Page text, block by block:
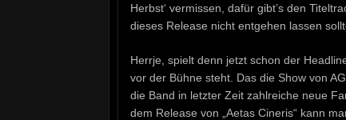
Herbst‘ vermissen, dafür gibt’s den
dieses Release nicht entgehen lassen
Herrje, spielt denn jetzt schon der
vor der Bühne steht. Das die Show von
die Band in letzter Zeit zahlreiche neue
dem Release von „Aetas Cineris“ kann